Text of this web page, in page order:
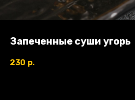
Запеченные суши угорь
230 р.